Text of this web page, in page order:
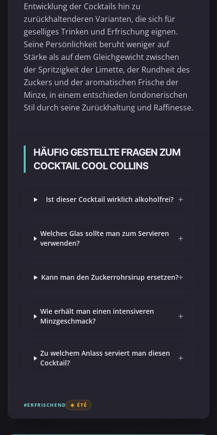
Entwicklung der Cocktails hin zu
zurückhaltenderen Varianten, die sich für
geselliges Trinken und Erfrischung eignen.
Seine Persönlichkeit beruht weniger auf
Stärke als auf dem Gleichgewicht zwischen
der Spritzigkeit der Limette, der Rundheit des
Zuckers und der aromatischen Frische der
Minze, in einem entschieden londonerischen
Stil durch seine Zurückhaltung und Raffinesse.
HÄUFIG GESTELLTE FRAGEN ZUM
COCKTAIL COOL COLLINS
Ist dieser Cocktail wirklich alkoholfrei? +
Welches Glas sollte man zum Servieren
verwenden?
+
Kann man den Zuckerrohrsirup ersetzen?+
Wie erhält man einen intensiveren
Minzgeschmack?
+
Zu welchem Anlass serviert man diesen
Cocktail?
+
#ERFRISCHEND ☀️ ÉTÉ